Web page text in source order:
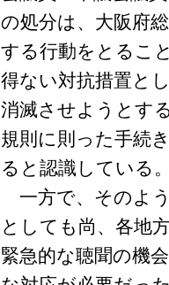
の処分は、大阪府
する行動をとるこ
得ない対抗措置と
消滅させようとす
規則に則った手続
ると認識している。
一方で、そのよ
としても尚、各地
緊急的な聴聞の機